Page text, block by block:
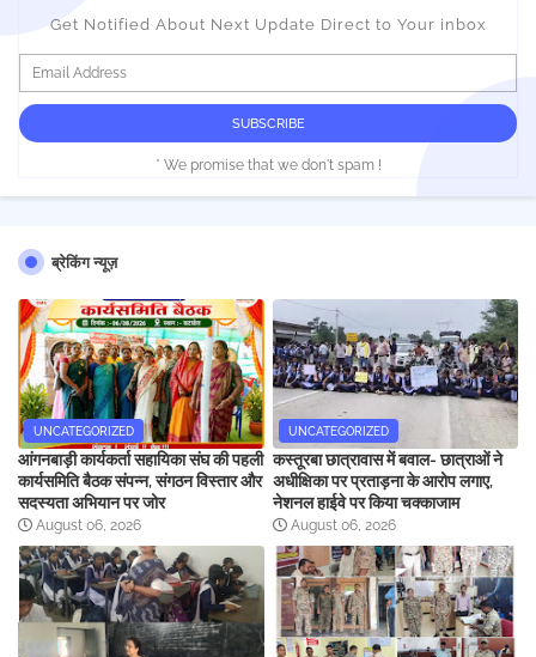
Get Notified About Next Update Direct to Your inbox
* We promise that we don't spam !
ब्रेकिंग न्यूज़
UNCATEGORIZED
आंगनबाड़ी कार्यकर्ता सहायिका संघ की पहली
कार्यसमिति बैठक संपन्न, संगठन विस्तार और
सदस्यता अभियान पर जोर
August 06, 2026
UNCATEGORIZED
कस्तूरबा छात्रावास में बवाल- छात्राओं ने
अधीक्षिका पर प्रताड़ना के आरोप लगाए,
नेशनल हाईवे पर किया चक्काजाम
August 06, 2026